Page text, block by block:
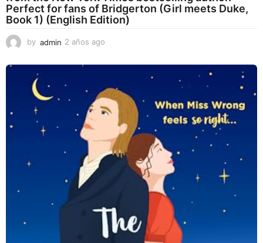
Perfect for fans of Bridgerton (Girl meets Duke,
Book 1) (English Edition)
by admin 2 años ago
ñ
s
a
g